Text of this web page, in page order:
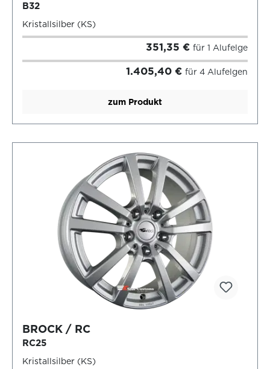
B32
Kristallsilber (KS)
351,35 € für 1 Alufelge
1.405,40 € für 4 Alufelgen
zum Produkt
BROCK / RC
RC25
Kristallsilber (KS)